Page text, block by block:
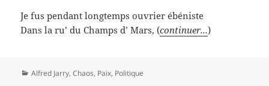
Je fus pendant longtemps ouvrier ébéniste
Dans la ru’ du Champs d’ Mars, (continuer...)
Catégories
Alfred Jarry,Chaos, Paix, Politique